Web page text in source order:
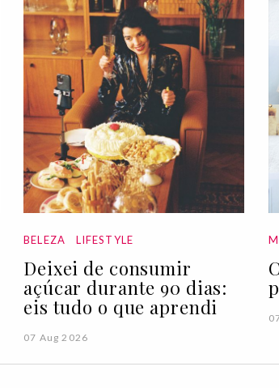
BELEZA LIFESTYLE
Deixei de consumir
açúcar durante 90 dias:
eis tudo o que aprendi
07 Aug 2026